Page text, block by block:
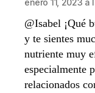
enero 11, 2023 a
@Isabel ¡Qué
y te sientes
nutriente muy
especialmente
relacionados